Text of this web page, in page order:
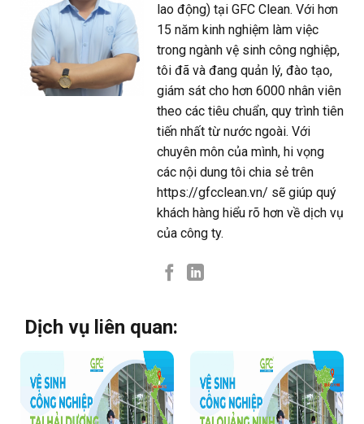
lao động) tại GFC Clean. Với hơn
15 năm kinh nghiệm làm việc
trong ngành vệ sinh công nghiệp,
tôi đã và đang quản lý, đào tạo,
giám sát cho hơn 6000 nhân viên
theo các tiêu chuẩn, quy trình tiên
tiến nhất từ nước ngoài. Với
chuyên môn của mình, hi vọng
các nội dung tôi chia sẻ trên
https://gfcclean.vn/ sẽ giúp quý
khách hàng hiểu rõ hơn về dịch vụ
của công ty.
Dịch vụ liên quan: